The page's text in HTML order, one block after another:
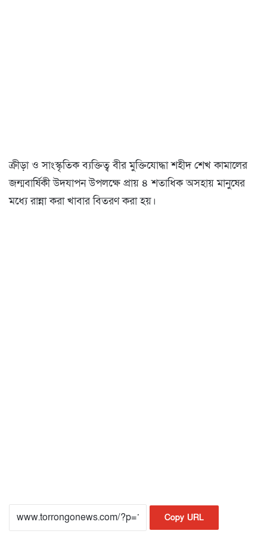
ক্রীড়া ও সাংস্কৃতিক ব্যক্তিত্ব বীর মুক্তিযোদ্ধা শহীদ শেখ কামালের
জন্মবার্ষিকী উদযাপন উপলক্ষে প্রায় ৪ শতাধিক অসহায় মানুষের
মধ্যে রান্না করা খাবার বিতরণ করা হয়।
Copy URL